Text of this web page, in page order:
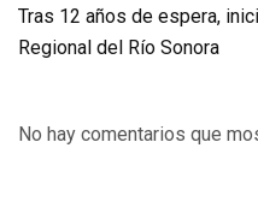
Tras 12 años de espera,
Regional del Río Sonora
No hay comentarios que